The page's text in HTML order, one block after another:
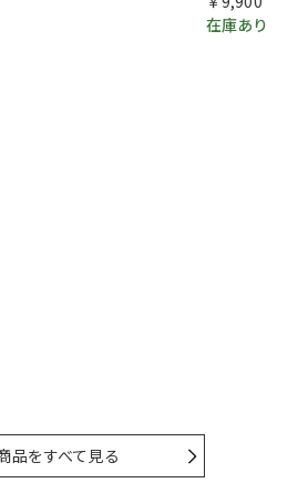
在庫あり
品をすべて見る